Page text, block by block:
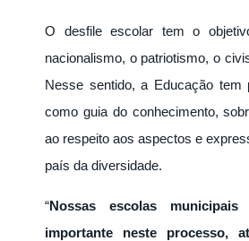
O desfile escolar tem o
nacionalismo, o patriotismo, o
Nesse sentido, a Educação tem
como guia do conhecimento,
ao respeito aos aspectos e
país da diversidade.
“Nossas escolas
importante neste processo,